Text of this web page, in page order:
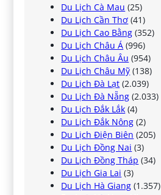
Du Lịch Cà Mau (25)
Du Lịch Cần Thơ (41)
Du Lịch Cao Bằng (352)
Du Lịch Châu Á (996)
Du Lịch Châu Âu (954)
Du Lịch Châu Mỹ (138)
Du Lịch Đà Lạt (2.039)
Du Lịch Đà Nẵng (2.033)
Du Lịch Đắk Lắk (4)
Du Lịch Đắk Nông (2)
Du Lịch Điện Biên (205)
Du Lịch Đồng Nai (3)
Du Lịch Đồng Tháp (34)
Du Lịch Gia Lai (3)
Du Lịch Hà Giang (1.357)